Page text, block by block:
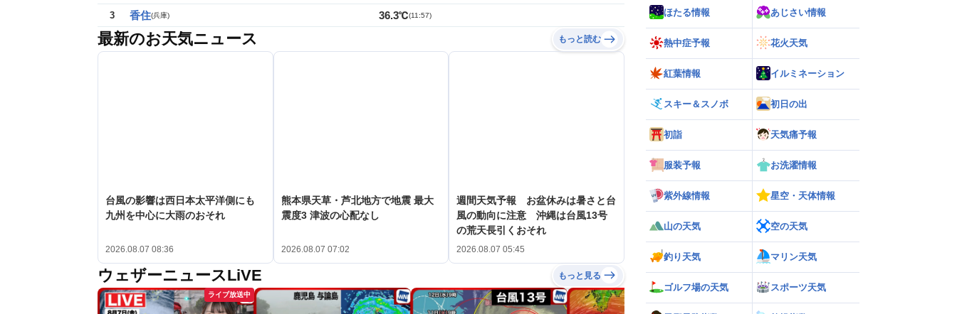
3 香住(兵庫) 36.3℃(11:57)
最新のお天気ニュース もっと読む
台風の影響は西日本太平洋側にも
九州を中心に大雨のおそれ
2026.08.07 08:36
熊本県天草・芦北地方で地震 最大
震度3 津波の心配なし
2026.08.07 07:02
週間天気予報 お盆休みは暑さと台
風の動向に注意 沖縄は台風13号
の荒天長引くおそれ
2026.08.07 05:45
ウェザーニュースLiVE もっと見る
ライブ放送中
ほたる情報 あじさい情報
熱中症予報 花火天気
紅葉情報 イルミネーション
スキー＆スノボ 初日の出
初詣 天気痛予報
服装予報 お洗濯情報
紫外線情報 星空・天体情報
山の天気 空の天気
釣り天気 マリン天気
ゴルフ場の天気 スポーツ天気